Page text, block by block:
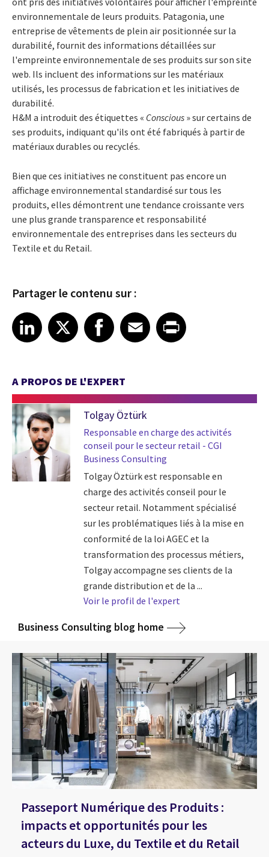
environnementale de leurs produits. Patagonia, une
entreprise de vêtements de plein air positionnée sur la
durabilité, fournit des informations détaillées sur
l'empreinte environnementale de ses produits sur son site
web. Ils incluent des informations sur les matériaux
utilisés, les processus de fabrication et les initiatives de
durabilité.
H&M a introduit des étiquettes « Conscious » sur certains de
ses produits, indiquant qu'ils ont été fabriqués à partir de
matériaux durables ou recyclés.
Bien que ces initiatives ne constituent pas encore un
affichage environnemental standardisé sur tous les
produits, elles démontrent une tendance croissante vers
une plus grande transparence et responsabilité
environnementale des entreprises dans les secteurs du
Textile et du Retail.
Partager le contenu sur :
Share article on LinkedIn
LinkedIn
Share article on XShare article on Facebook
Facebook
Share article on Email
EmailShare article on Print
A PROPOS DE L'EXPERT
Tolgay Öztürk
Responsable en charge des activités
conseil pour le secteur retail - CGI
Business Consulting
Tolgay Öztürk est responsable en
charge des activités conseil pour le
secteur retail. Notamment spécialisé
sur les problématiques liés à la mise en
conformité de la loi AGEC et la
transformation des processus métiers,
Tolgay accompagne ses clients de la
grande distribution et de la ...
Voir le profil de l'expert
Business Consulting blog home
Passeport Numérique des Produits :
impacts et opportunités pour les
acteurs du Luxe, du Textile et du Retail